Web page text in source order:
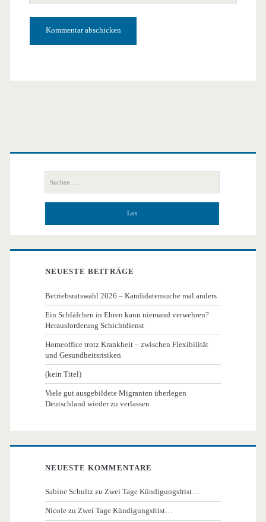
Primäre
Seitenleiste
nach:
NEUESTE BEITRÄGE
Betriebsratswahl 2026 – Kandidatensuche mal anders
Ein Schläfchen in Ehren kann niemand verwehren?
Herausforderung Schichtdienst
Homeoffice trotz Krankheit – zwischen Flexibilität
und Gesundheitsrisiken
(kein Titel)
Viele gut ausgebildete Migranten überlegen
Deutschland wieder zu verlassen
NEUESTE KOMMENTARE
Sabine Schultz zuZwei Tage Kündigungsfrist…
Nicole zuZwei Tage Kündigungsfrist…